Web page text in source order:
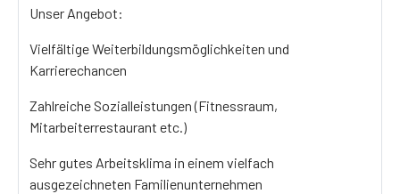
Unser Angebot:
Vielfältige Weiterbildungsmöglichkeiten und
Karrierechancen
Zahlreiche Sozialleistungen (Fitnessraum,
Mitarbeiterrestaurant etc.)
Sehr gutes Arbeitsklima in einem vielfach
ausgezeichneten Familienunternehmen